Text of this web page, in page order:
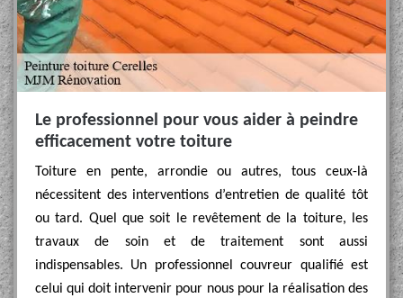
Le professionnel pour vous aider à peindre
efficacement votre toiture
Toiture en pente, arrondie ou autres, tous ceux-là
nécessitent des interventions d’entretien de qualité tôt
ou tard. Quel que soit le revêtement de la toiture, les
travaux de soin et de traitement sont aussi
indispensables. Un professionnel couvreur qualifié est
celui qui doit intervenir pour nous pour la réalisation des